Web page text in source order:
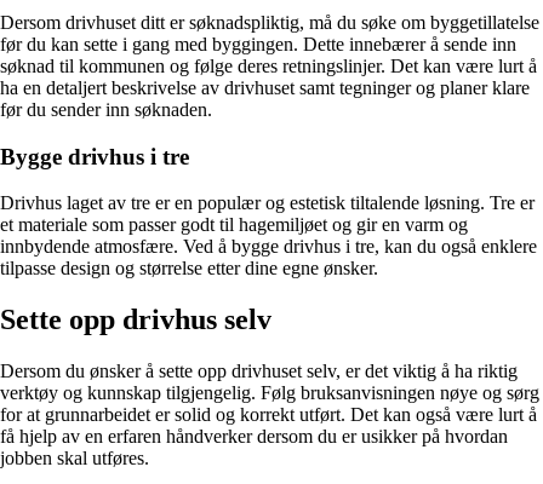
Dersom drivhuset ditt er søknadspliktig, må du søke om byggetillatelse
før du kan sette i gang med byggingen. Dette innebærer å sende inn
søknad til kommunen og følge deres retningslinjer. Det kan være lurt å
ha en detaljert beskrivelse av drivhuset samt tegninger og planer klare
før du sender inn søknaden.
Bygge drivhus i tre
Drivhus laget av tre er en populær og estetisk tiltalende løsning. Tre er
et materiale som passer godt til hagemiljøet og gir en varm og
innbydende atmosfære. Ved å bygge drivhus i tre, kan du også enklere
tilpasse design og størrelse etter dine egne ønsker.
Sette opp drivhus selv
Dersom du ønsker å sette opp drivhuset selv, er det viktig å ha riktig
verktøy og kunnskap tilgjengelig. Følg bruksanvisningen nøye og sørg
for at grunnarbeidet er solid og korrekt utført. Det kan også være lurt å
få hjelp av en erfaren håndverker dersom du er usikker på hvordan
jobben skal utføres.